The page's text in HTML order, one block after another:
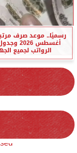
رسميًا.. موعد صرف
أغسطس
الرواتب لجميع